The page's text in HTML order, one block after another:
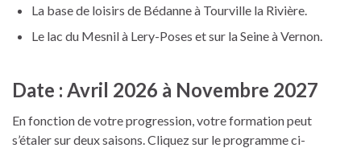
La base de loisirs de Bédanne à Tourville la Rivière.
Le lac du Mesnil à Lery-Poses et sur la Seine à Vernon.
Date : Avril 2026 à Novembre 2027
En fonction de votre progression, votre formation peut
s’étaler sur deux saisons. Cliquez sur le programme ci-